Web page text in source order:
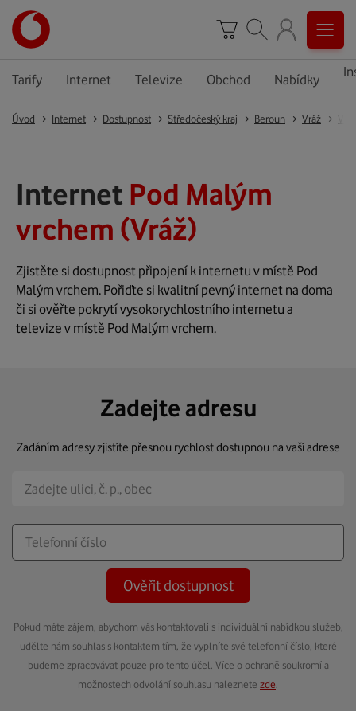
Tarify Internet Televize Obchod Nabídky
Úvod Internet Dostupnost Středočeský kraj Beroun Vráž
Internet Pod Malým
vrchem (Vráž)
Zjistěte si dostupnost připojení k internetu v místě Pod
Malým vrchem. Pořiďte si kvalitní pevný internet na doma
či si ověřte pokrytí vysokorychlostního internetu a
televize v místě Pod Malým vrchem.
Zadejte adresu
Zadáním adresy zjistíte přesnou rychlost dostupnou na vaší adrese
Ověřit dostupnost
Pokud máte zájem, abychom vás kontaktovali s individuální nabídkou služeb,
udělte nám souhlas s kontaktem tím, že vyplníte své telefonní číslo, které
budeme zpracovávat pouze pro tento účel. Více o ochraně soukromí a
možnostech odvolání souhlasu naleznete zde